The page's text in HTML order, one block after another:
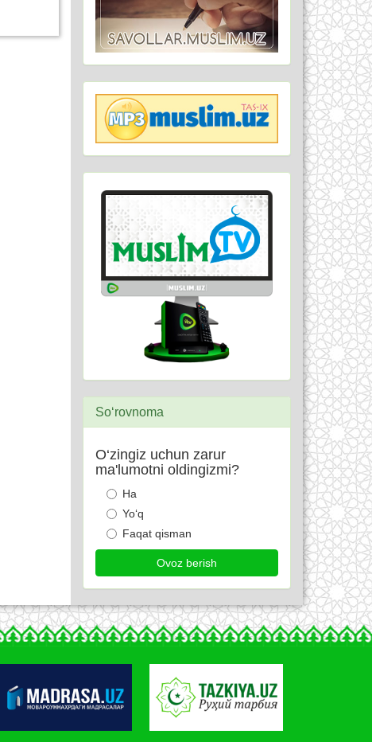
So‘rovnoma
O‘zingiz uchun zarur
ma'lumotni oldingizmi?
Ha
Yo‘q
Faqat qisman